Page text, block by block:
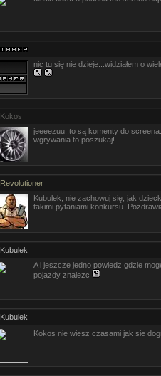
nic tu się nie dzieje...widziałem o
Kokos
jeeeezuu..to są komenty do
wgrywania to poszukaj!
Revolutioner
Kubulek, nie zachowuj się, jak
takimi pytaniami konkursu.
Kubulek
A i jeszcze jedno powiedz gdzie
pojazdy znalezc
Kubulek
Kokos nie wiesz czasami jak sie